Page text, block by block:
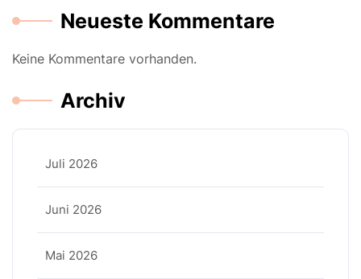
Neueste Kommentare
Keine Kommentare vorhanden.
Archiv
Juli 2026
Juni 2026
Mai 2026